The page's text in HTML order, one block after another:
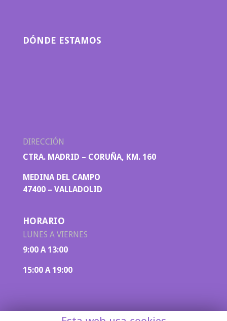
DÓNDE ESTAMOS
DIRECCIÓN
CTRA. MADRID – CORUÑA, KM. 160
MEDINA DEL CAMPO
47400 – VALLADOLID
HORARIO
LUNES A VIERNES
9:00 A 13:00
15:00 A 19:00